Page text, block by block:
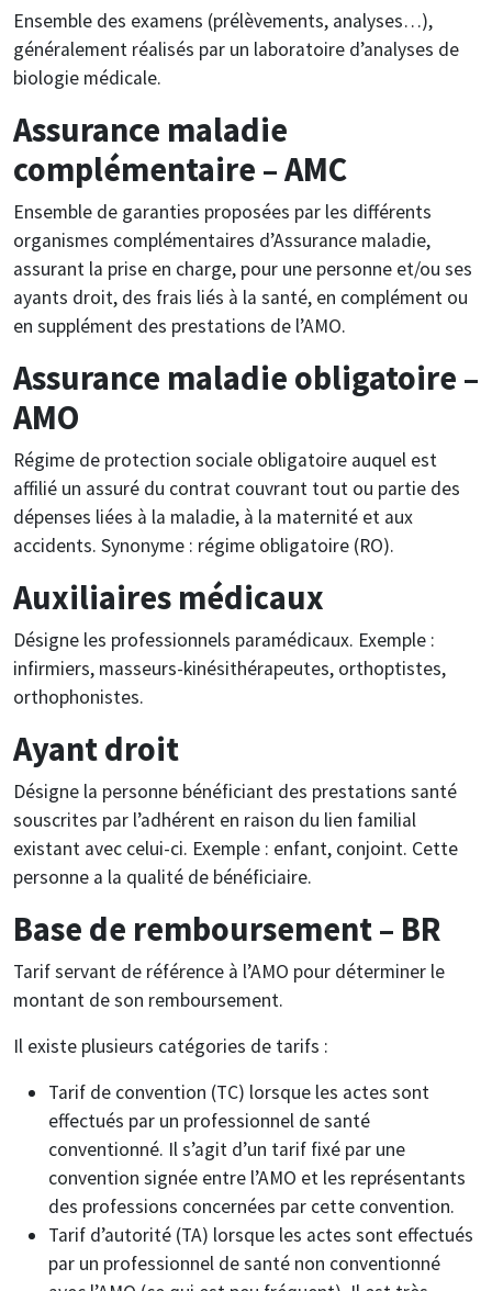
Ensemble des examens (prélèvements, analyses…),
généralement réalisés par un laboratoire d’analyses de
biologie médicale.
Assurance maladie
complémentaire – AMC
Ensemble de garanties proposées par les différents
organismes complémentaires d’Assurance maladie,
assurant la prise en charge, pour une personne et/ou ses
ayants droit, des frais liés à la santé, en complément ou
en supplément des prestations de l’AMO.
Assurance maladie obligatoire –
AMO
Régime de protection sociale obligatoire auquel est
affilié un assuré du contrat couvrant tout ou partie des
dépenses liées à la maladie, à la maternité et aux
accidents. Synonyme : régime obligatoire (RO).
Auxiliaires médicaux
Désigne les professionnels paramédicaux. Exemple :
infirmiers, masseurs-kinésithérapeutes, orthoptistes,
orthophonistes.
Ayant droit
Désigne la personne bénéficiant des prestations santé
souscrites par l’adhérent en raison du lien familial
existant avec celui-ci. Exemple : enfant, conjoint. Cette
personne a la qualité de bénéficiaire.
Base de remboursement – BR
Tarif servant de référence à l’AMO pour déterminer le
montant de son remboursement.
Il existe plusieurs catégories de tarifs :
Tarif de convention (TC) lorsque les actes sont
effectués par un professionnel de santé
conventionné. Il s’agit d’un tarif fixé par une
convention signée entre l’AMO et les représentants
des professions concernées par cette convention.
Tarif d’autorité (TA) lorsque les actes sont effectués
par un professionnel de santé non conventionné